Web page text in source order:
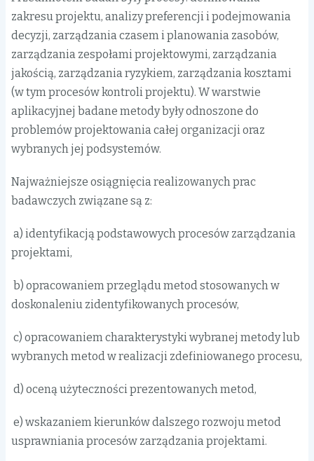
zakresu projektu, analizy preferencji i podejmowania
decyzji, zarządzania czasem i planowania zasobów,
zarządzania zespołami projektowymi, zarządzania
jakością, zarządzania ryzykiem, zarządzania kosztami
(w tym procesów kontroli projektu). W warstwie
aplikacyjnej badane metody były odnoszone do
problemów projektowania całej organizacji oraz
wybranych jej podsystemów.
Najważniejsze osiągnięcia realizowanych prac
badawczych związane są z:
a) identyfikacją podstawowych procesów zarządzania
projektami,
b) opracowaniem przeglądu metod stosowanych w
doskonaleniu zidentyfikowanych procesów,
c) opracowaniem charakterystyki wybranej metody lub
wybranych metod w realizacji zdefiniowanego procesu,
d) oceną użyteczności prezentowanych metod,
e) wskazaniem kierunków dalszego rozwoju metod
usprawniania procesów zarządzania projektami.